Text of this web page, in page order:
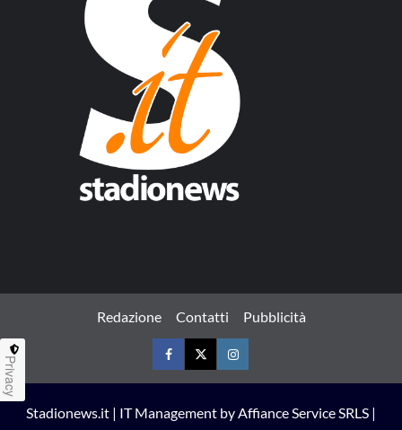
Redazione Contatti Pubblicità
FacebookTwitterInstagram
Stadionews.it | IT Management by Affiance Service SRLS |
Privacy